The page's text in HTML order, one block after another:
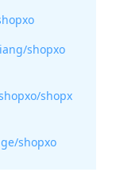
shopxo
shopx
shopxo